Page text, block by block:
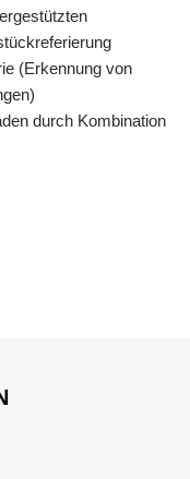
(Erkennung von
durch Kombination